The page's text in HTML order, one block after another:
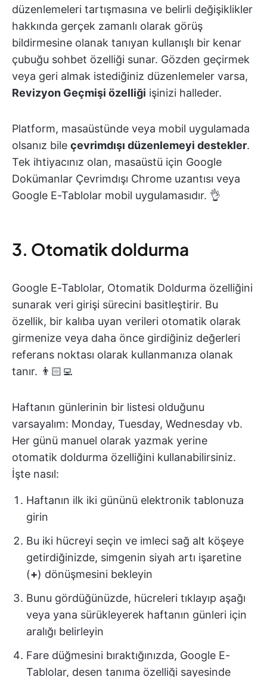
düzenlemeleri tartışmasına ve belirli değişiklikler
hakkında gerçek zamanlı olarak görüş
bildirmesine olanak tanıyan kullanışlı bir kenar
çubuğu sohbet özelliği sunar. Gözden geçirmek
veya geri almak istediğiniz düzenlemeler varsa,
Revizyon Geçmişi özelliği işinizi halleder.
Platform, masaüstünde veya mobil uygulamada
olsanız bile çevrimdışı düzenlemeyi destekler.
Tek ihtiyacınız olan, masaüstü için Google
Dokümanlar Çevrimdışı Chrome uzantısı veya
Google E-Tablolar mobil uygulamasıdır. 👌
3. Otomatik doldurma
Google E-Tablolar, Otomatik Doldurma özelliğini
sunarak veri girişi sürecini basitleştirir. Bu
özellik, bir kalıba uyan verileri otomatik olarak
girmenize veya daha önce girdiğiniz değerleri
referans noktası olarak kullanmanıza olanak
tanır. 👨🏻‍💻
Haftanın günlerinin bir listesi olduğunu
varsayalım: Monday, Tuesday, Wednesday vb.
Her günü manuel olarak yazmak yerine
otomatik doldurma özelliğini kullanabilirsiniz.
İşte nasıl:
Haftanın ilk iki gününü elektronik tablonuza
girin
Bu iki hücreyi seçin ve imleci sağ alt köşeye
getirdiğinizde, simgenin siyah artı işaretine
(+) dönüşmesini bekleyin
Bunu gördüğünüzde, hücreleri tıklayıp aşağı
veya yana sürükleyerek haftanın günleri için
aralığı belirleyin
Fare düğmesini bıraktığınızda, Google E-
Tablolar, desen tanıma özelliği sayesinde